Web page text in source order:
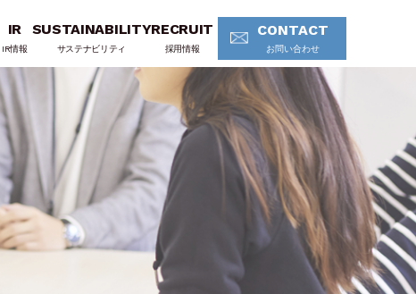
IR
IR情報
SUSTAINABILITY
サステナビリティ
RECRUIT
採用情報
CONTACT
お問い合わせ